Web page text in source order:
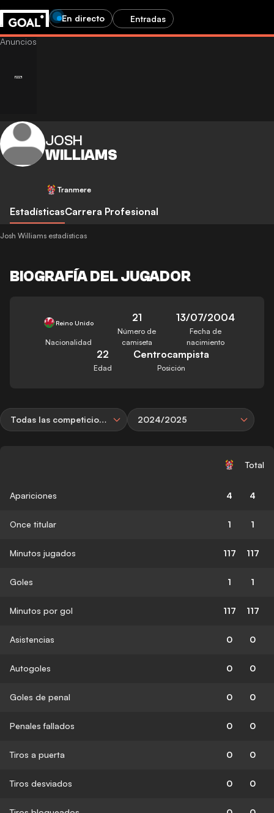
En directo Entradas
JOSH
WILLIAMS
Tranmere
EstadísticasCarrera Profesional
Josh Williams estadísticas
BIOGRAFÍA DEL JUGADOR
Reino Unido
Nacionalidad
21
Número de
camiseta
13/07/2004
Fecha de
nacimiento
22
Edad
Centrocampista
Posición
Todas las competiciones 2024/2025
Total
Apariciones 4 4
Once titular 1 1
Minutos jugados 117 117
Goles 1 1
Minutos por gol 117 117
Asistencias 0 0
Autogoles 0 0
Goles de penal 0 0
Penales fallados 0 0
Tiros a puerta 0 0
Tiros desviados 0 0